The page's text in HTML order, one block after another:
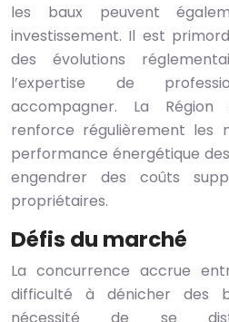
les baux peuvent
investissement. Il est
des évolutions
l’expertise de
accompagner. La Région
renforce régulièrement les
performance énergétique
engendrer des coûts
propriétaires.
Défis du marché
La concurrence accrue
difficulté à dénicher des